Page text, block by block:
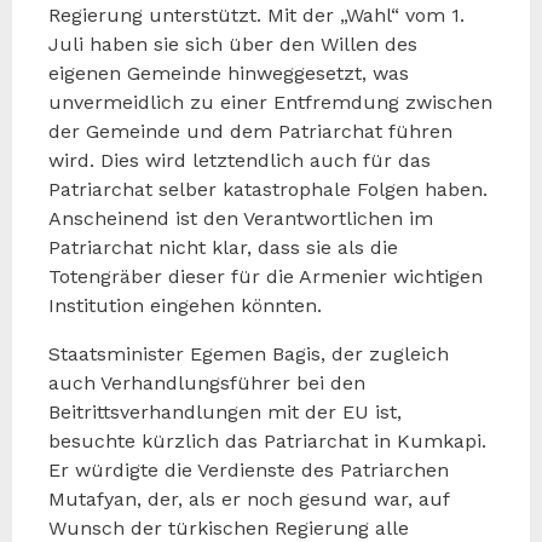
Regierung unterstützt. Mit der „Wahl“ vom 1.
Juli haben sie sich über den Willen des
eigenen Gemeinde hinweggesetzt, was
unvermeidlich zu einer Entfremdung zwischen
der Gemeinde und dem Patriarchat führen
wird. Dies wird letztendlich auch für das
Patriarchat selber katastrophale Folgen haben.
Anscheinend ist den Verantwortlichen im
Patriarchat nicht klar, dass sie als die
Totengräber dieser für die Armenier wichtigen
Institution eingehen könnten.
Staatsminister Egemen Bagis, der zugleich
auch Verhandlungsführer bei den
Beitrittsverhandlungen mit der EU ist,
besuchte kürzlich das Patriarchat in Kumkapi.
Er würdigte die Verdienste des Patriarchen
Mutafyan, der, als er noch gesund war, auf
Wunsch der türkischen Regierung alle